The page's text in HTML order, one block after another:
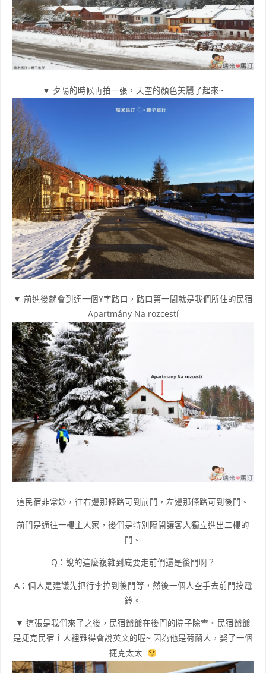
▼ 夕陽的時候再拍一張，天空的顏色美麗了起來~
▼ 前進後就會到達一個Y字路口，路口第一間就是我們所住的民宿
Apartmány Na rozcestí
這民宿非常妙，往右邊那條路可到前門，左邊那條路可到後門。
前門是通往一樓主人家，後們是特別隔開讓客人獨立進出二樓的
門。
Q：說的這麼複雜到底要走前們還是後門啊？
A：個人是建議先把行李拉到後門等，然後一個人空手去前門按電
鈴。
▼ 這張是我們來了之後，民宿爺爺在後門的院子除雪。民宿爺爺
是捷克民宿主人裡難得會說英文的喔~ 因為他是荷蘭人，娶了一個
捷克太太